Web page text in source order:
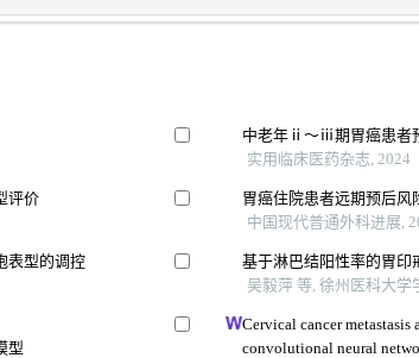
评价
表型的调控
型
中老年ⅱ～ⅲ期胃癌患者
实用临床医药杂志, 2024
胃癌住院患者远期预后
中国现代普通外科进展,
基于淋巴结阳性率的胃印
吴毅萍 等, 徐州医科大学
Cervical cancer metastasis
convolutional neural